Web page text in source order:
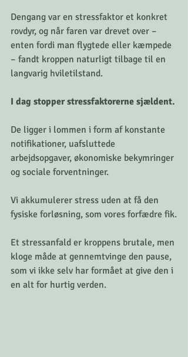
Dengang var en stressfaktor et konkret
rovdyr, og når faren var drevet over –
enten fordi man flygtede eller kæmpede
– fandt kroppen naturligt tilbage til en
langvarig hviletilstand.
I dag stopper stressfaktorerne sjældent.
De ligger i lommen i form af konstante
notifikationer, uafsluttede
arbejdsopgaver, økonomiske bekymringer
og sociale forventninger.
Vi akkumulerer stress uden at få den
fysiske forløsning, som vores forfædre fik.
Et stressanfald er kroppens brutale, men
kloge måde at gennemtvinge den pause,
som vi ikke selv har formået at give den i
en alt for hurtig verden.